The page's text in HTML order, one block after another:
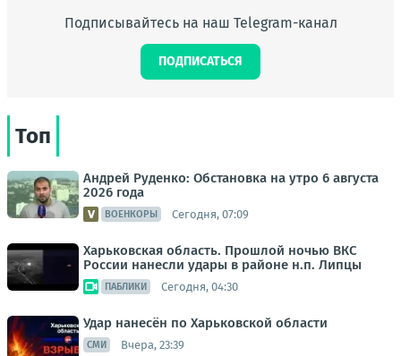
Подписывайтесь на наш Telegram-канал
ПОДПИСАТЬСЯ
Топ
Андрей Руденко: Обстановка на утро 6 августа
2026 года
ВОЕНКОРЫ Сегодня, 07:09
Харьковская область. Прошлой ночью ВКС
России нанесли удары в районе н.п. Липцы
ПАБЛИКИ Сегодня, 04:30
Удар нанесён по Харьковской области
СМИ Вчера, 23:39